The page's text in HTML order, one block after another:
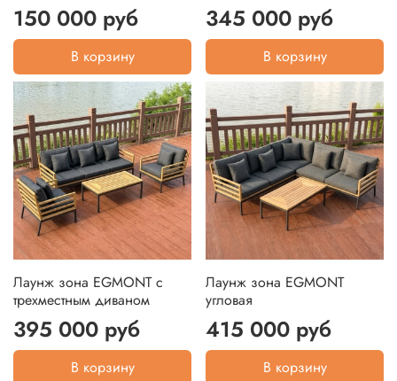
150 000 руб
В корзину
345 000 руб
В корзину
Лаунж зона EGMONT с
трехместным диваном
395 000 руб
В корзину
Лаунж зона EGMONT
угловая
415 000 руб
В корзину